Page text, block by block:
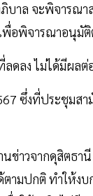
าล จะพิจารณา
อพิจารณาอนุมั
ดลง ไม่ได้มีผล
ซึ่งที่ประชุม
นข่าวจากดุสิต
ามปกติ ทำให้ง